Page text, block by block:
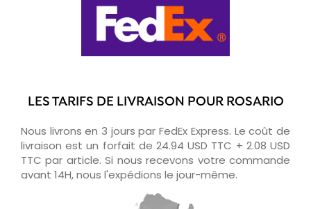
LES TARIFS DE LIVRAISON POUR ROSARIO
Nous livrons en 3 jours par FedEx Express. Le coût de
livraison est un forfait de 24.94 USD TTC + 2.08 USD
TTC par article. Si nous recevons votre commande
avant 14H, nous l'expédions le jour-même.